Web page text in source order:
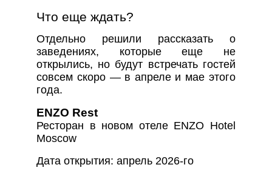
Что еще ждать?
Отдельно решили рассказать о
заведениях, которые еще не
открылись, но будут встречать гостей
совсем скоро — в апреле и мае этого
года.
ENZO Rest
Ресторан в новом отеле ENZO Hotel
Moscow
Дата открытия: апрель 2026-го